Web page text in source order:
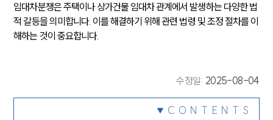
임대차분쟁은 주택이나 상가건물 임대차 관계에서 발생하는 다양한 법
적 갈등을 의미합니다. 이를 해결하기 위해 관련 법령 및 조정 절차를 이
해하는 것이 중요합니다.
수정일: 2025-08-04
CONTENTS